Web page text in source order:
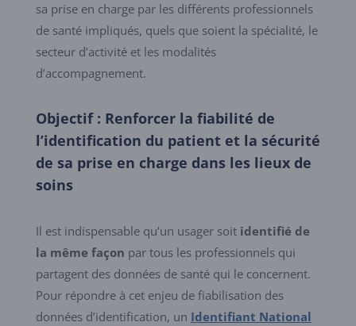
sa prise en charge par les différents professionnels
de santé impliqués, quels que soient la spécialité, le
secteur d’activité et les modalités
d’accompagnement.
Objectif : Renforcer la fiabilité de
l’identification du patient et la sécurité
de sa prise en charge dans les lieux de
soins
Il est indispensable qu’un usager soit identifié de
la même façon par tous les professionnels qui
partagent des données de santé qui le concernent.
Pour répondre à cet enjeu de fiabilisation des
données d’identification, un Identifiant National